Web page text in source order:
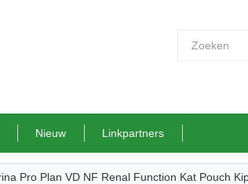
Nieuw Linkpartners
Pro Plan VD NF Renal Function Kat Pouch